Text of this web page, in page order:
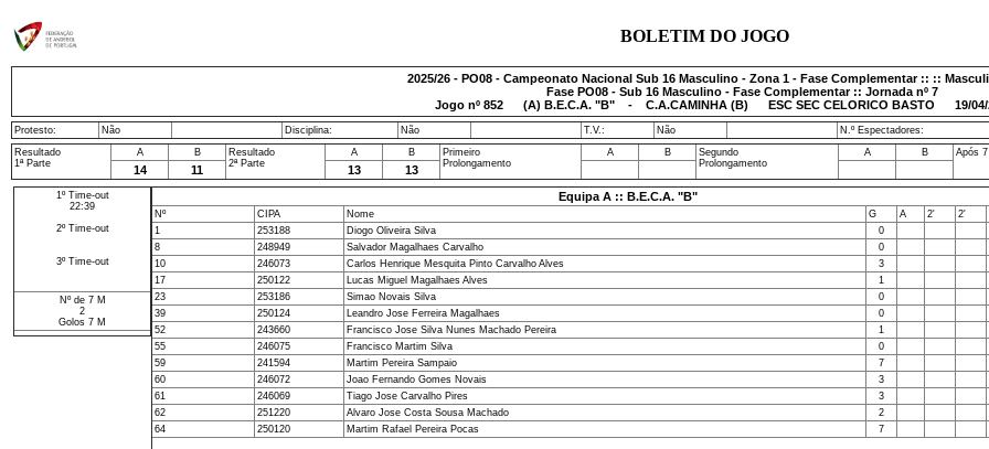
BOLETIM DO JOGO
2025/26 - PO08 - Campeonato Nacional Sub 16 Masculino - Zona 1 - Fase Complementar :: ::
Fase PO08 - Sub 16 Masculino - Fase Complementar :: Jornada nº 7
Jogo nº 852 (A) B.E.C.A. "B" - C.A.CAMINHA (B) ESC SEC CELORICO BASTO 19/04/
Protesto: Não Disciplina: Não T.V.: Não
N.º Espectadores:
Resultado
1ª Parte
A B
Resultado
2ª Parte
A B
Primeiro
Prolongamento
A B
Segundo
Prolongamento
A B Após
14 11 13 13
1º Time-out
22:39
2º Time-out
3º Time-out
Nº de 7 M
2
Golos 7 M
Equipa A :: B.E.C.A. "B"
Nº CIPA Nome G A 2'
2'
1
253188 Diogo Oliveira Silva
0
8
248949 Salvador Magalhaes Carvalho
0
10
246073 Carlos Henrique Mesquita Pinto Carvalho Alves
3
17
250122 Lucas Miguel Magalhaes Alves
1
23
253186 Simao Novais Silva
0
39
250124 Leandro Jose Ferreira Magalhaes
0
52
243660 Francisco Jose Silva Nunes Machado Pereira
1
55
246075 Francisco Martim Silva
0
59
241594 Martim Pereira Sampaio
7
60
246072 Joao Fernando Gomes Novais
3
61
246069 Tiago Jose Carvalho Pires
3
62
251220 Alvaro Jose Costa Sousa Machado
2
64
250120 Martim Rafael Pereira Pocas 7